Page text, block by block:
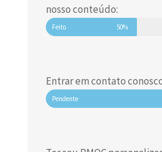
nosso conteúdo:
Feito 50%
Entrar em contato
Pendente